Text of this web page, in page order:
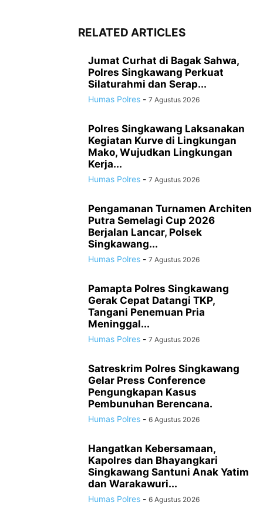
RELATED ARTICLES
Jumat Curhat di Bagak Sahwa,
Polres Singkawang Perkuat
Silaturahmi dan Serap...
Humas Polres - 7 Agustus 2026
Polres Singkawang Laksanakan
Kegiatan Kurve di Lingkungan
Mako, Wujudkan Lingkungan
Kerja...
Humas Polres - 7 Agustus 2026
Pengamanan Turnamen Architen
Putra Semelagi Cup 2026
Berjalan Lancar, Polsek
Singkawang...
Humas Polres - 7 Agustus 2026
Pamapta Polres Singkawang
Gerak Cepat Datangi TKP,
Tangani Penemuan Pria
Meninggal...
Humas Polres - 7 Agustus 2026
Satreskrim Polres Singkawang
Gelar Press Conference
Pengungkapan Kasus
Pembunuhan Berencana.
Humas Polres - 6 Agustus 2026
Hangatkan Kebersamaan,
Kapolres dan Bhayangkari
Singkawang Santuni Anak Yatim
dan Warakawuri...
Humas Polres - 6 Agustus 2026